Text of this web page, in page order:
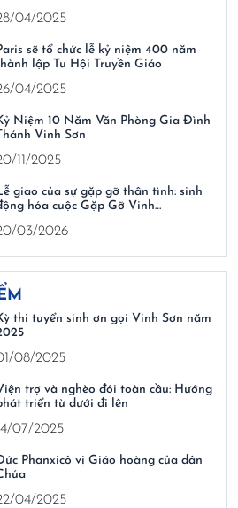
04/2025
sẽ tổ chức lễ kỷ niệm 400 năm
lập Tu Hội Truyền Giáo
04/2025
Niệm 10 Năm Văn Phòng Gia Đình
Vinh Sơn
11/2025
giao của sự gặp gỡ thân tình: sinh
hóa cuộc Gặp Gỡ Vinh…
03/2026
thi tuyển sinh ơn gọi Vinh Sơn năm
08/2025
trợ và nghèo đói toàn cầu: Hướng
triển từ dưới đi lên
07/2025
Phanxicô vị Giáo hoàng của dân
04/2025